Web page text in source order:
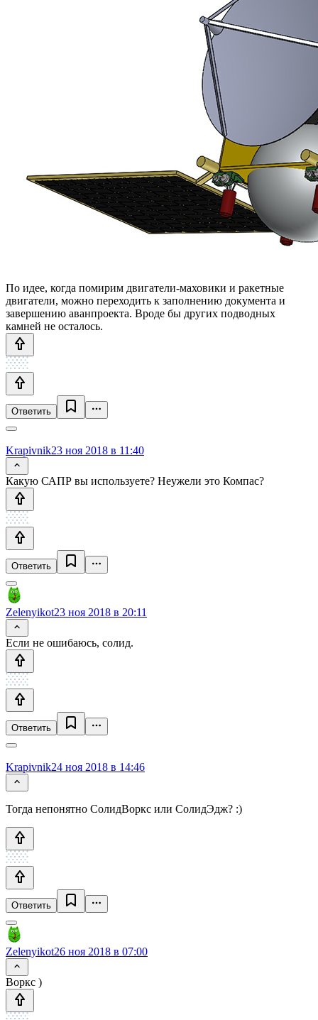
По идее, когда помирим двигатели-маховики и ракетные
двигатели, можно переходить к заполнению документа и
завершению аванпроекта. Вроде бы других подводных
камней не осталось.
Ответить
Krapivnik23 ноя 2018 в 11:40
Какую САПР вы используете? Неужели это Компас?
Ответить
Zelenyikot23 ноя 2018 в 20:11
Если не ошибаюсь, солид.
Ответить
Krapivnik24 ноя 2018 в 14:46
Тогда непонятно СолидВоркс или СолидЭдж? :)
Ответить
Zelenyikot26 ноя 2018 в 07:00
Воркс )